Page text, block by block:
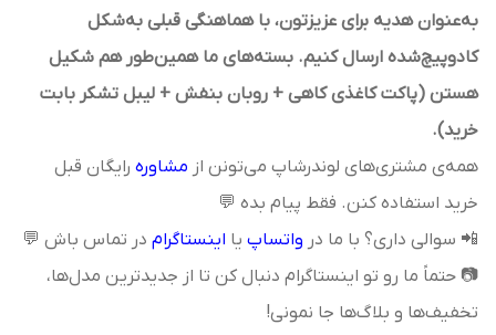
به‌عنوان هدیه برای عزیزتون، با هماهنگی قبلی به‌شکل
کادوپیچ‌شده ارسال کنیم. بسته‌های ما همین‌طور هم شکیل
هستن (پاکت کاغذی کاهی + روبان بنفش + لیبل تشکر بابت
خرید).
همه‌ی مشتری‌های لوندرشاپ می‌تونن از مشاوره رایگان قبل
خرید استفاده کنن. فقط پیام بده 💬
📲 سوالی داری؟ با ما در واتساپ یا اینستاگرام در تماس باش 💬
📷 حتماً ما رو تو اینستاگرام دنبال کن تا از جدیدترین مدل‌ها،
تخفیف‌ها و بلاگ‌ها جا نمونی!